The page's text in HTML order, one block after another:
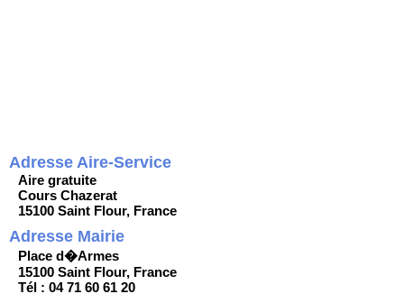
Adresse Aire-Service
Aire gratuite
Cours Chazerat
15100 Saint Flour, France
Adresse Mairie
Place d�Armes
15100 Saint Flour, France
Tél : 04 71 60 61 20